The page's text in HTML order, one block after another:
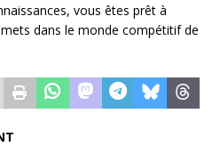
vous êtes prêt à
dans le monde compétitif de